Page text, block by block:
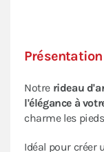
Présentation
Notre rideau
l'élégance à
charme les
Idéal pour créer